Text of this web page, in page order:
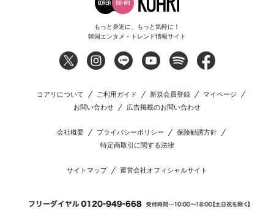
もっと身近に、もっと気軽に！
韓国エンタメ・トレンド情報サイト
コアリについて ご利用ガイド 新規会員登録
マイページ
お問い合わせ
広告掲載のお問い合わせ
会社概要 プライバシーポリシー
保険勧誘方針
特定商取引に関する法律
サイトマップ 運営会社オフィシャルサイト